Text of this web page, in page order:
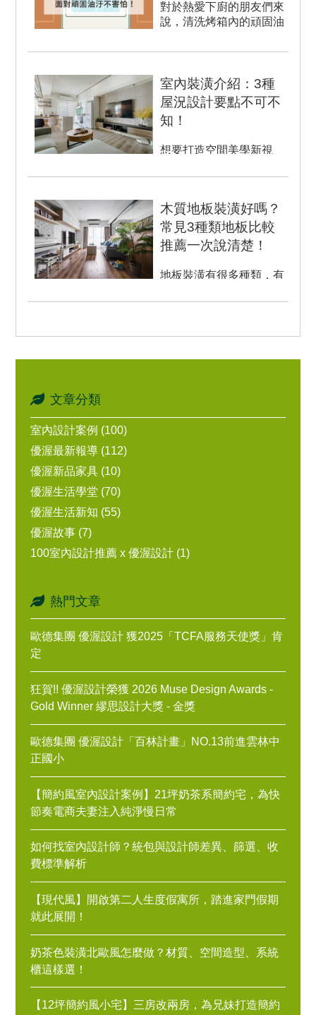
對於熱愛下廚的朋友們來
說，清洗烤箱內的頑固油
箱的清潔是重要的任務之
室內裝潢介紹：3種
屋況設計要點不可不
知！
想要打造空間美學新視
可忽略。首先要先了解居
的規劃，...
木質地板裝潢好嗎？
常見3種類地板比較
推薦一次說清楚！
地板裝潢有很多種類，有
磚地板等材質。每一種材
是讓人...
文章分類
室內設計案例 (100)
優渥最新報導 (112)
優渥新品家具 (10)
優渥生活學堂 (70)
優渥生活新知 (55)
優渥故事 (7)
100室內設計推薦 x 優渥設計 (1)
熱門文章
歐德集團 優渥設計 獲2025「TCFA服務天使獎」肯
定
狂賀!! 優渥設計榮獲 2026 Muse Design Awards -
Gold Winner 繆思設計大獎 - 金獎
歐德集團 優渥設計「百林計畫」NO.13前進雲林中
正國小
【簡約風室內設計案例】21坪奶茶系簡約宅，為快
節奏電商夫妻注入純淨慢日常
如何找室內設計師？統包與設計師差異、篩選、收
費標準解析
【現代風】開啟第二人生度假寓所，踏進家門假期
就此展開！
奶茶色裝潢北歐風怎麼做？材質、空間造型、系統
櫃這樣選！
【12坪簡約風小宅】三房改兩房，為兄妹打造簡約